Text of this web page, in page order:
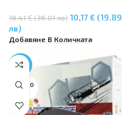
SCX3400/SCX3400F/SCX3405F
/SCX3405FW/SCX3405W
18,41 € (36.01 лв)10,17 € (19.89
лв)
Добавяне В Количката
-34%
SOLD O